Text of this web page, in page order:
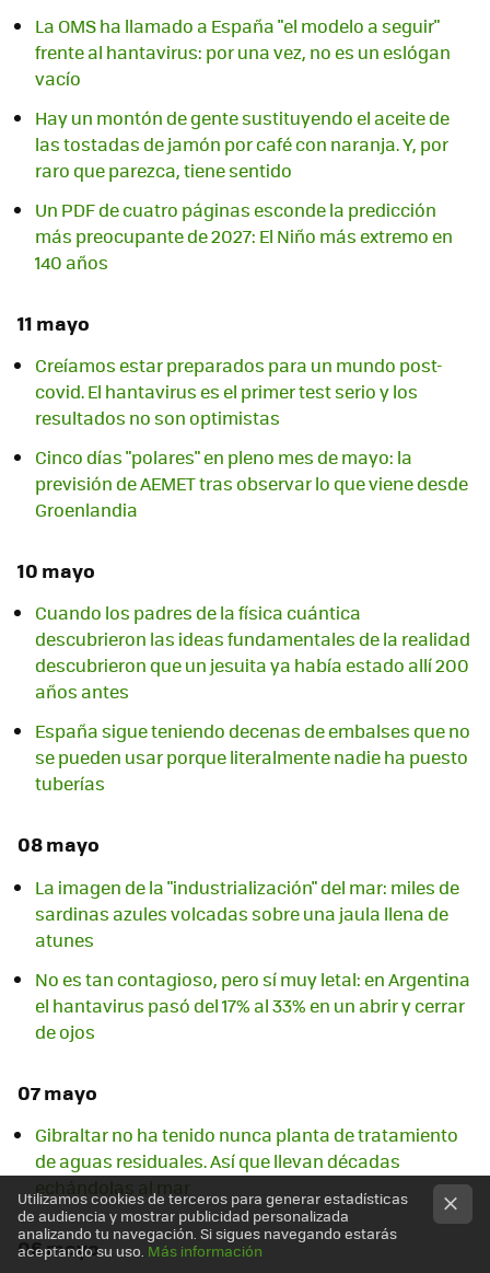
La OMS ha llamado a España "el modelo a seguir"
frente al hantavirus: por una vez, no es un eslógan
vacío
Hay un montón de gente sustituyendo el aceite de
las tostadas de jamón por café con naranja. Y, por
raro que parezca, tiene sentido
Un PDF de cuatro páginas esconde la predicción
más preocupante de 2027: El Niño más extremo en
140 años
11 mayo
Creíamos estar preparados para un mundo post-
covid. El hantavirus es el primer test serio y los
resultados no son optimistas
Cinco días "polares" en pleno mes de mayo: la
previsión de AEMET tras observar lo que viene desde
Groenlandia
10 mayo
Cuando los padres de la física cuántica
descubrieron las ideas fundamentales de la realidad
descubrieron que un jesuita ya había estado allí 200
años antes
España sigue teniendo decenas de embalses que no
se pueden usar porque literalmente nadie ha puesto
tuberías
08 mayo
La imagen de la "industrialización" del mar: miles de
sardinas azules volcadas sobre una jaula llena de
atunes
No es tan contagioso, pero sí muy letal: en Argentina
el hantavirus pasó del 17% al 33% en un abrir y cerrar
de ojos
07 mayo
Gibraltar no ha tenido nunca planta de tratamiento
de aguas residuales. Así que llevan décadas
echándolas al mar
06 mayo
Utilizamos cookies de terceros para generar estadísticas
de audiencia y mostrar publicidad personalizada
analizando tu navegación. Si sigues navegando estarás
aceptando su uso. Más información